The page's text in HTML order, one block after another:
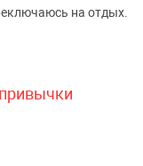
на отдых.